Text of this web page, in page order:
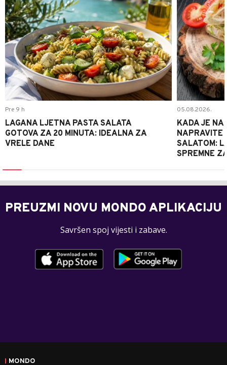
Pre 9 h
LAGANA LJETNA PASTA SALATA
GOTOVA ZA 20 MINUTA: IDEALNA ZA
VRELE DANE
05.08.2026.
KADA JE
NAPRAVITE
SALATOM:
SPREMNE
PREUZMI NOVU MONDO APLIKACIJU
Savršen spoj vijesti i zabave.
MONDO